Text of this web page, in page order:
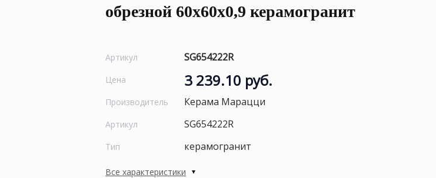
обрезной 60x60x0,9 керамогранит
Артикул SG654222R
Цена 3 239.10 руб.
Производитель Керама Марацци
Артикул SG654222R
Тип керамогранит
Все характеристики